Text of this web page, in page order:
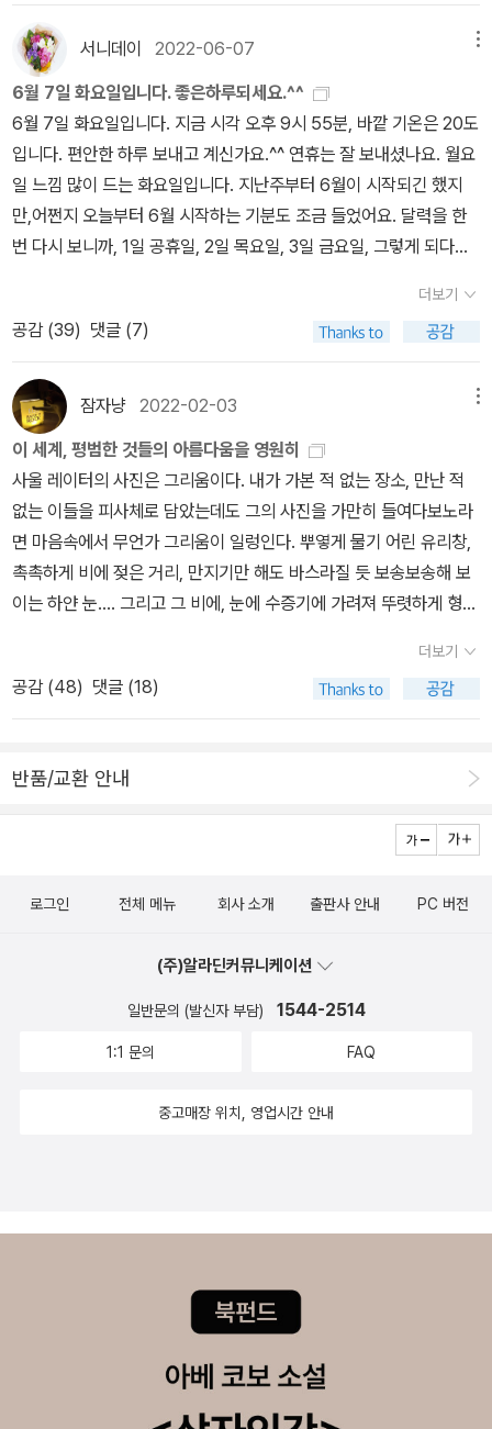
어오는 모습이 참 아늑하게 느껴지죠. 저희집에도 다락이 있는데 잘
활용하지 못하고 있어요. 집이 오래되기도 했고 다락의 벽이 단열이
잘 안돼서 겨울엔 더 춥고 여름엔 집안 어느곳보다 덥거든요. (밤이
되면 괜히 무섭기도 하고...파라노말 엑티비티?같은 영화는 좀 그만
나왔으면...)이렇게 잘 꾸민 다락을 보면 침만 흘립니다. 어쩌다보니
단독에 살땐 항상 다락이 있었던것 같네요. 도서관에서 시끄럽게 하
고 찍어온 사진인데 사진이 잘 나오질 않았습니다. (아쉽....)실제 사
모르는 작가라 그냥 사진만 담아왔어요.제인 오스틴의 엠마가 똭~ 눈
에 들어오는군요 허허속임수의 대가? 어쩐지 재밌을것 같은....개인
적으로는 위 사진이 제일 맘에 들어요. 지금은 어쩔수없이 벽을 가득
채우는 중이지만 최종적으로는 이렇게 낮은 책장에 여유롭게, 재독할
책들만 남겼으면....하는 바람입니다. 어디서부터가 '예술가의 서재'사
진인지 모르겠네요. 어젠 분명 기억했는데 뭐 그런거죠ㅋ짜짠.....문
제?의 그 쪽지ㅋㅋㅋㅋㅋㅋㅋㅋㅋ하...............설마 알라디너는 아니
겠죠?ㅜ 휠체어 타고 열심히 운동중이신 츄르신ㅋ(낮잠좀 자라~^
^;;)마치 사울레이터의 사진처럼 나온 츄츄(아닌가? 죄송합니다 사울
레이터님...) 얼마전에 저도 사울레이터의 책을 마련했습니다. S님께
땡투 계속 보내드리는 중^^여러분 즐거운 주말 보내소서!!
주문했다. 그래픽 노블이라 더 마음에 든다^^슈사쿠 바람이 부는 북
플에 빠질 수 없어 <침묵>을 일단 읽어보기 위해 주문했고 <이욘 티
히의 우주 일지>는 내용이 너무 재밌어 보여서 장바구니 직행했다 바
로 주문했다. 지난 주 장바구니로 바로 직행했던 <발 없는 새>와 <신
비롭지 않은 여자들>은 역시 주문에 포함되었다.오랫만에 원서들 3
권을 포함시켰다. 내용이 재밌지 않으면 원서는 읽기 어렵다. 아이들,
그리고 관계에 대한 생각들을 느낄 수 있을 것 같아 주문했다.알라딘
커피&육포 조합! 육포는 안전하게 일단 갈비맛으로~ 식물성 고기라
크게 기대는 하지 않는다. 커피는 주문하고 먹고 매번 평을 잊는데 이
한국역사연구회, 출판사는 돌베개. 조합이 일단 훌륭하다~ 이 책은
화 선생님의 <이이화의 한국사 이야기> 총 22권짜리와 더불어 이 책
도 함께 포함될 수 있지 않을까 기대감이 든다. 부디 내용이 짜임새가
있길 빌어본다. 아리스토텔레스의 이성주의는 계급 간 불평등, 약육
강식과 적자생존의 기원이라고 말할 수 있다. 서양은 그의 사상을 근
본으로 삼았고 이후 서양은 이성 중심주의로 흘러갔다. 반대의 감성
은 낮은 것으로 치부되어 수많은 폭력과 전쟁을 낳았다. 이 책은 생소
하고 낯선 고대 회의주의 철학자들의 면면을 살펴본다. 2020년 독
일 프랑크푸르트도서전에서 원고가 공개된 지 2주 만에 22개국에 번
다. 과학자인 엘리자베스가 비혼모가 되었다는 이유로 학계에서 배제
된 후 TV요리프로그램에 출연한 것을 기회로 스타가 된다. 그녀는 편
견과 통념에 맞서 저항했고 그 결과 자신의 삶을 의지대로 살아냈다.
알려져 있는 듯하다. 작가의 이력을 보니 김지하 구속 당시 그를 구명
경험을 가지고 있는 그는 전쟁에서의 경험을 작품에 많이 녹여냈고
쟁에 있어서 가해자와 피해자 구분이 얼마나 명확할까 그 부조리를
서니데이 2022-06-07
6월 7일 화요일입니다. 좋은하루되세요.^^
6월 7일 화요일입니다. 지금 시각 오후 9시 55분, 바깥 기온은 20도
입니다. 편안한 하루 보내고 계신가요.^^ 연휴는 잘 보내셨나요. 월요
일 느낌 많이 드는 화요일입니다. 지난주부터 6월이 시작되긴 했지
만,어쩐지 오늘부터 6월 시작하는 기분도 조금 들었어요. 달력을 한
번 다시 보니까, 1일 공휴일, 2일 목요일, 3일 금요일, 그렇게 되다보
었습니다. 저녁부터 바람이 조금씩 차가워져서 창문을 닫았어요. 여
긴 비가 오지는 않는데, 날씨를 찾아보니까, 지금 비가 오는 지역도 많
이 나오고 있어요. 낮에 잠깐 밖에 나갔더니, 날씨가 어제보다 덥지 않
은데도 습도가 높은 것 같아서, 오늘 저녁에 비가 올 지도 모르겠다는
생각을 조금 하긴 했어요. 지금 텔레비전에서는 뉴스가 거의 끝나고
기상정보가 나오고 있어요. 내일도 오늘과 비슷할 거라고 하고, 비가
오는 지역이 있네요. 내일도 비가 오는 지역이 있지만, 그리고 나서는
기온이 30도 가까이 올라갈 거라고 하니까, 흐린 날이고 오늘 조금
덜 더운 날이라고 생각해야겠어요. 흐린 날이거나, 또는 비가 올 것
같은 시기가 가까워지면, 저녁이 되었을 때의 느낌도 조금 다른 것 같
아요. 오늘은 일찍 저녁이 찾아오는 것 같았고, 노을도 조금 더 진한
빨간색의 느낌 같았습니다. 저녁이 되어서 그래, 같은 느낌보다는 내
일 비가 올 것 같은 그런 느낌이었어요. 요즘엔 7시 50분 지나야 해
피의 얼음이 덜 녹았어요. 체감하는 것과 상관없이 오늘 조금 덜 더운
더웠던 것 같아요. 그리고 어제는 오전에 비가 와서 그런지 오후 날씨
가 좋았는데, 금방 구름이 가득해지면서 어두워졌어요. 날씨가 덥지
않아서 좋지만, 차가운 바람이 들어오면 갑자기 추워지니까, 조금 따
날에 익숙해지면 그렇게 낮지 않은 기온에도 차갑게 느끼면서 감기
은 그렇게 많이 오지 않았어요. 그러니까 6월에 할 일들을 다시 생각
해봅니다. 아직 하지 못한 것들은 남은 날에 하면 된다는 마음이 드는
를 하나 더 쓸까, 하는 생각도 오전엔 조금 해봤습니다만, 여러개를 쓰
야 하는데, 연휴를 지난 오늘은 조금 더 피곤한 느낌입니다. 그래도 월
조금 덜 더운 날 같습니다. 조금 차가운 바람도 불고, 그리고 비가 오
는 지역도 있어요. 습도가 높은 걸 보면 밤에 비가 조금 더 올 지도 모
더보기
공감 (39) 댓글 (7)
잠자냥 2022-02-03
이 세계, 평범한 것들의 아름다움을 영원히
사울 레이터의 사진은 그리움이다. 내가 가본 적 없는 장소, 만난 적
없는 이들을 피사체로 담았는데도 그의 사진을 가만히 들여다보노라
면 마음속에서 무언가 그리움이 일렁인다. 뿌옇게 물기 어린 유리창,
촉촉하게 비에 젖은 거리, 만지기만 해도 바스라질 듯 보송보송해 보
이는 하얀 눈…. 그리고 그 비에, 눈에 수증기에 가려져 뚜렷하게 형체
사울 레이터>의 표지 이미지도 그렇다. 물기로 뿌옇게 흐려진 창밖으
로 한 남자가 보인다. 한 손에 우산을 든 그는 모자를 벗는 중인지 쓰
는 중인지 아리송하다. 거리는 어제인지 오늘인지 흰 눈이 내린 듯하
위로 누군가가 손 글씨를 남겼다. 뭐라고 썼는지 그 또한 또렷이 알 수
없지만 뭉툭한 그 글씨는 이 모든 이미지들과 함께 마음에 향수를 불
러일으킨다. 누군가를, 무언가를 그리워하게 하는 흔적들. <영원히
한 장으로 완벽하게 보여준다. 사울 레이터는 뉴욕 이스트빌리지의
하면서 주로 평범한 사람들과 일상적인 거리의 모습들을 렌즈에 담았
다. 창문과 거울을 이미지를 구획하는 덮개와 프레임으로 활용해 이
다. 더욱이 그의 작품이 소개될 당시(1950년대, 아니 사실상 레이터
거기에 과감히 색을 입혔다. 노랑, 빨강, 초록 등등 그 컬러도 화려하
가게, 꿈꾸듯 어딘가 먼 곳을 바라보는 사람들의 눈길, 혼자여서 고독
하고 외로워 보이지만 어쩐지 집으로 돌아가면 누군가가, 그도 아니
면 고양이 한 마리라도 살포시 반겨줄 것 같은 사람들, 카페 구석에서
더보기
공감 (48) 댓글 (18)
반품/교환 안내
로그인 전체 메뉴 회사 소개 출판사 안내 PC 버전
(주)알라딘커뮤니케이션
일반문의 (발신자 부담) 1544-2514
1:1 문의 FAQ
중고매장 위치, 영업시간 안내